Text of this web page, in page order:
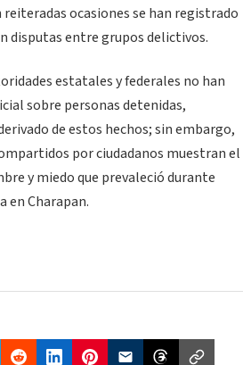
reiteradas ocasiones se han registrado
disputas entre grupos delictivos.
estatales y federales no han
sobre personas detenidas,
de estos hechos; sin embargo,
por ciudadanos muestran el
y miedo que prevaleció durante
en Charapan.